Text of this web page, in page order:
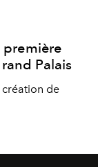
première
Palais
création de